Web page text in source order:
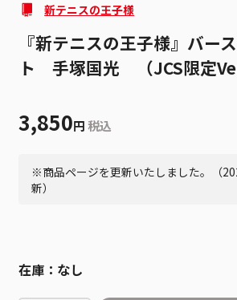
新テニスの王子様
『新テニスの王子様』バー
ト 手塚国光 （JCS限定Ver
3,850円 税込
※商品ページを更新いたしました。（
新）
在庫： なし